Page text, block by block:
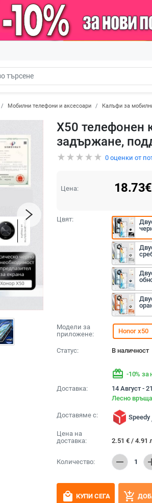
Мобилни телефони и аксесоари Калъфи за
X50 телефонен
задържане,
0оценки от
Цена: 18.73€
Цвят:
Модели за
приложене:
Honor x50
Статус: В наличност
redeem -10% за
Доставка:
14 Август -
Лесно
Доставяме с: Speedy
Цена на
доставка:
2.51 € / 4.91
Количество: remove 1
local_mall КУПИ СЕГА add_shopping_cart